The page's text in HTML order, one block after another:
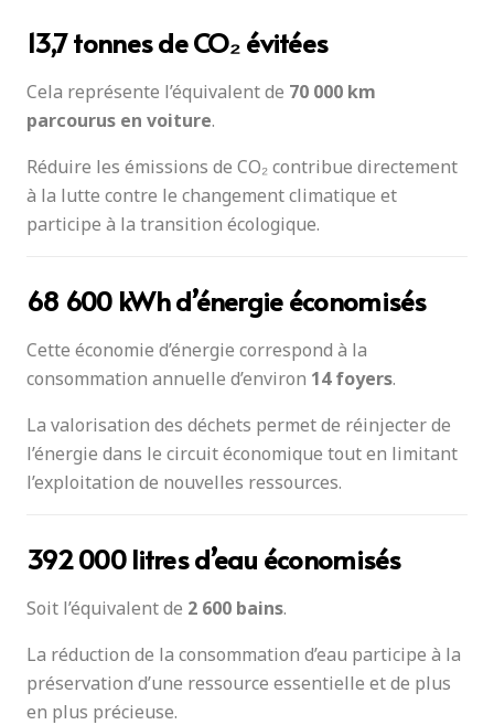
13,7 tonnes de CO₂ évitées
Cela représente l’équivalent de 70 000 km
parcourus en voiture.
Réduire les émissions de CO₂ contribue directement
à la lutte contre le changement climatique et
participe à la transition écologique.
68 600 kWh d’énergie économisés
Cette économie d’énergie correspond à la
consommation annuelle d’environ 14 foyers.
La valorisation des déchets permet de réinjecter de
l’énergie dans le circuit économique tout en limitant
l’exploitation de nouvelles ressources.
392 000 litres d’eau économisés
Soit l’équivalent de 2 600 bains.
La réduction de la consommation d’eau participe à la
préservation d’une ressource essentielle et de plus
en plus précieuse.